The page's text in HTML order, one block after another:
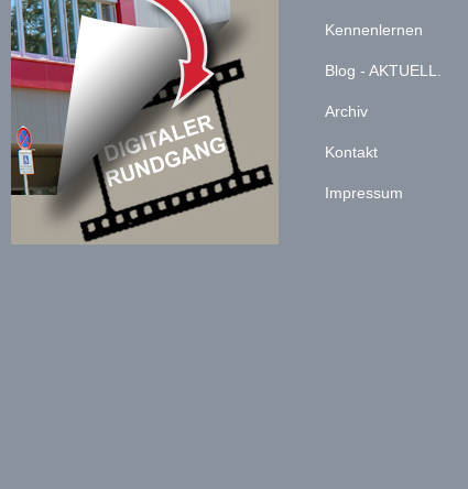
Kennenlernen
Blog - AKTUELL.
Archiv
Kontakt
Impressum